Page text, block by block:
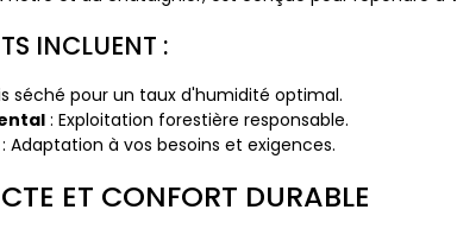
INCLUENT :
séché pour un taux d'humidité optimal.
: Exploitation forestière responsable.
: Adaptation à vos besoins et exigences.
ET CONFORT DURABLE